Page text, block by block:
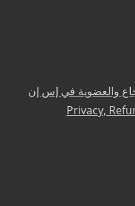
والعضوية في إس إن
Privacy,